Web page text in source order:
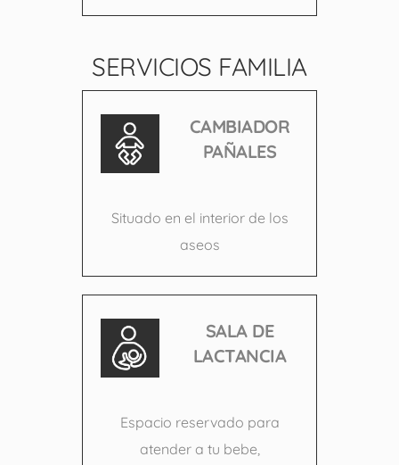
SERVICIOS FAMILIA
CAMBIADOR
PAÑALES
Situado en el interior de los
aseos
SALA DE
LACTANCIA
Espacio reservado para
atender a tu bebe,